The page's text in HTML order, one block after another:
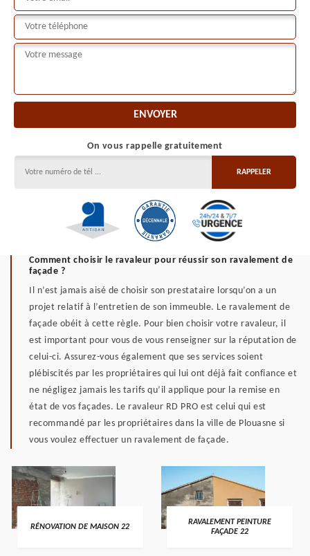
On vous rappelle gratuitement
Comment choisir le ravaleur pour réussir son ravalement de
façade ?
Il n’est jamais aisé de choisir son prestataire lorsqu’on a un
projet relatif à l’entretien de son immeuble. Le ravalement de
façade obéit à cette règle. Pour bien choisir votre ravaleur, il
est important pour vous de vous renseigner sur la réputation de
celui-ci. Assurez-vous également que ses services soient
plébiscités par les propriétaires qui lui ont déjà fait confiance et
ne négligez jamais les tarifs qu’il applique pour la remise en
état de vos façades. Le ravaleur RD PRO est celui qui est
recommandé par les propriétaires dans la ville de Plouasne si
vous voulez effectuer un ravalement de façade.
RÉNOVATION DE MAISON 22
RAVALEMENT PEINTURE
FAÇADE 22